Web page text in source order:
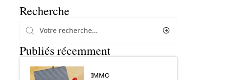
Recherche
Publiés récemment
IMMO